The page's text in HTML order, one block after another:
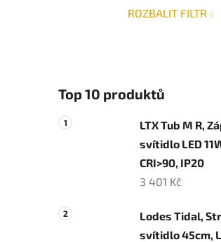
ROZBALIT FILTR
Top 10 produktů
LTX Tub M R,
svítidlo LED
CRI>90, IP20
3 401 Kč
Lodes Tidal,
svítidlo 45cm,